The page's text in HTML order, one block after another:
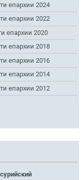
епархии 2024
епархии 2022
епархии 2020
епархии 2018
епархии 2016
епархии 2014
епархии 2012